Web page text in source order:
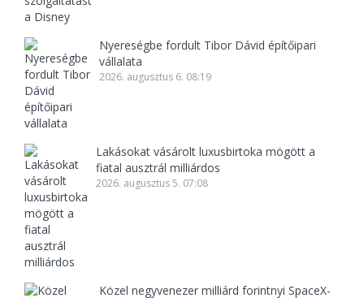
Nyereségbe fordult Tibor Dávid építőipari
vállalata
2026. augusztus 6. 08:19
Lakásokat vásárolt luxusbirtoka mögött a
fiatal ausztrál milliárdos
2026. augusztus 5. 07:08
Közel negyvenezer milliárd forintnyi SpaceX-